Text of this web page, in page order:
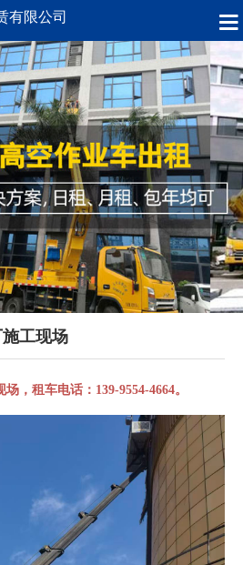
有限公司
工现场
，租车电话：139-9554-4664。